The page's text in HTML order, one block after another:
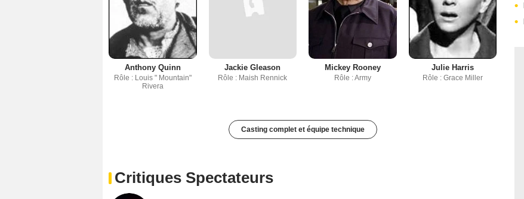
Anthony Quinn
Rôle : Louis " Mountain"
Rivera
Jackie Gleason
Rôle : Maish Rennick
Mickey Rooney
Rôle : Army
Julie Harris
Rôle : Grace Miller
Casting complet et équipe technique
Critiques Spectateurs